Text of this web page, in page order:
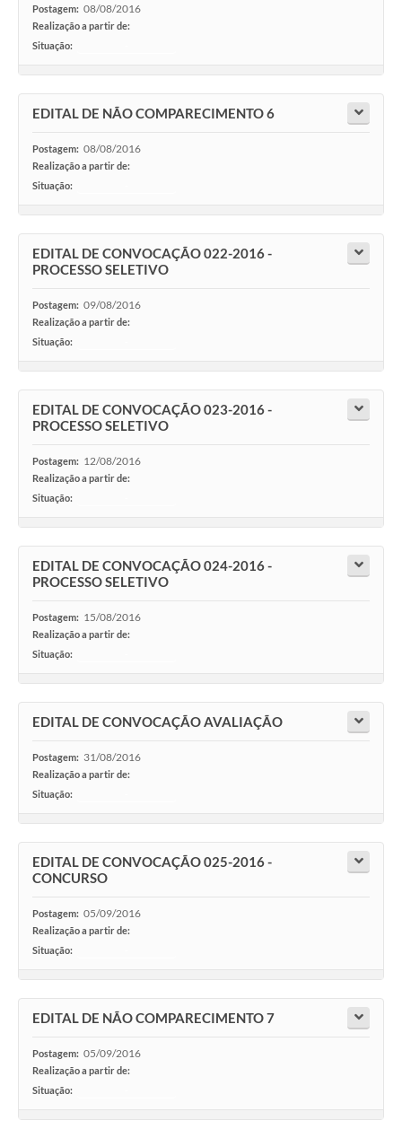
Links
Telefones Úteis
Jornal
SIC
Diário Oficial
Contato
Postagem: 08/08/2016
Realização a partir de:
Situação:
EDITAL DE NÃO COMPARECIMENTO 6
Postagem: 08/08/2016
Realização a partir de:
Situação:
EDITAL DE CONVOCAÇÃO 022-2016 -
PROCESSO SELETIVO
Postagem: 09/08/2016
Realização a partir de:
Situação:
EDITAL DE CONVOCAÇÃO 023-2016 -
PROCESSO SELETIVO
Postagem: 12/08/2016
Realização a partir de:
Situação:
EDITAL DE CONVOCAÇÃO 024-2016 -
PROCESSO SELETIVO
Postagem: 15/08/2016
Realização a partir de:
Situação:
EDITAL DE CONVOCAÇÃO AVALIAÇÃO
Postagem: 31/08/2016
Realização a partir de:
Situação:
EDITAL DE CONVOCAÇÃO 025-2016 -
CONCURSO
Postagem: 05/09/2016
Realização a partir de:
Situação:
EDITAL DE NÃO COMPARECIMENTO 7
Postagem: 05/09/2016
Realização a partir de:
Situação: